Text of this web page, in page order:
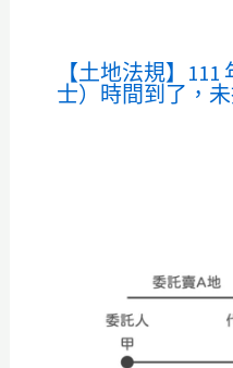
【土地法規】
士）時間到了，